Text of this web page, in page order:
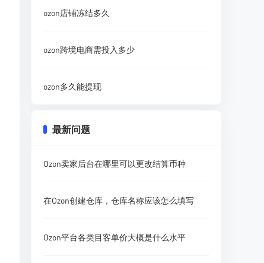
ozon店铺冻结多久
ozon跨境电商需投入多少
ozon多久能提现
最新问题
Ozon卖家后台在哪里可以更改结算币种
在Ozon创建仓库，仓库名称应该怎么填写
Ozon平台各类目客单价大概是什么水平